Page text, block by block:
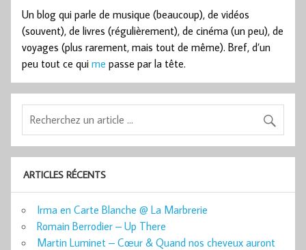
Un blog qui parle de musique (beaucoup), de vidéos
(souvent), de livres (régulièrement), de cinéma (un peu), de
voyages (plus rarement, mais tout de même). Bref, d’un
peu tout ce qui me passe par la tête.
ARTICLES RÉCENTS
Irma en Carte Blanche @ La Marbrerie
Romain Berrodier – Up There
Martin Luminet – Cœur & Quand nos cheveux auront